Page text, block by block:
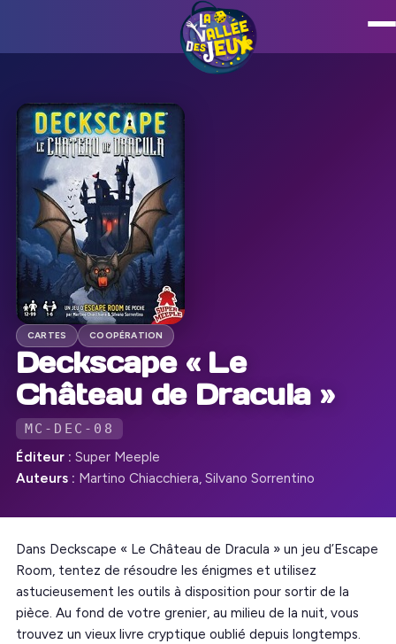
CARTES COOPÉRATION
Deckscape « Le
Château de Dracula »
MC-DEC-08
Éditeur : Super Meeple
Auteurs : Martino Chiacchiera, Silvano Sorrentino
Dans Deckscape « Le Château de Dracula » un jeu d’Escape
Room, tentez de résoudre les énigmes et utilisez
astucieusement les outils à disposition pour sortir de la
pièce. Au fond de votre grenier, au milieu de la nuit, vous
trouvez un vieux livre cryptique oublié depuis longtemps.